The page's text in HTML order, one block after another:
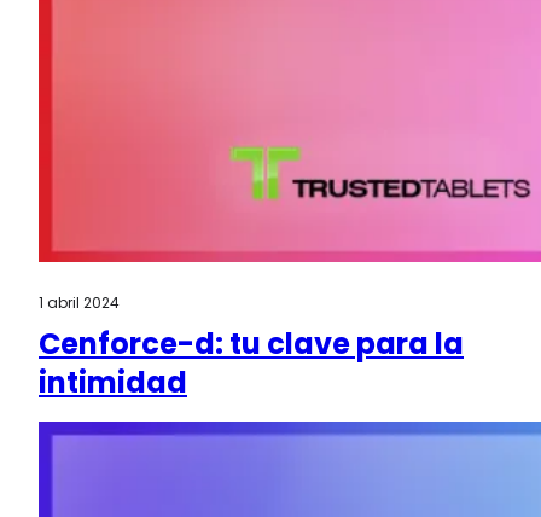
1 abril 2024
Cenforce-d: tu clave para la
intimidad